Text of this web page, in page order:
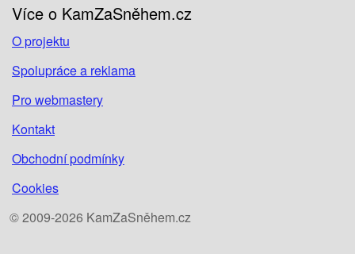
Více o KamZaSněhem.cz
O projektu
Spolupráce a reklama
Pro webmastery
Kontakt
Obchodní podmínky
Cookies
© 2009-2026 KamZaSněhem.cz